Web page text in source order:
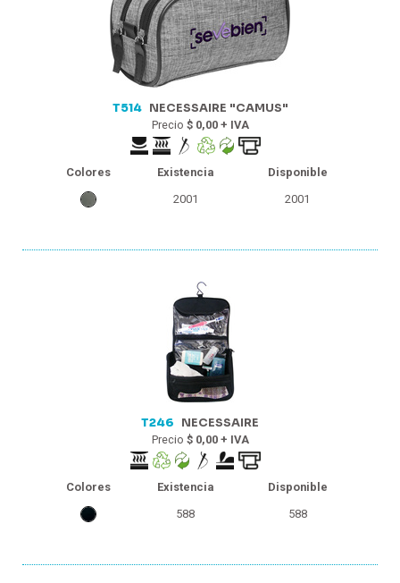
T514 NECESSAIRE "CAMUS"
Precio $ 0,00 + IVA
Colores Existencia
Disponible
2001
2001
T246 NECESSAIRE
Precio $ 0,00 + IVA
Colores Existencia
Disponible
588
588